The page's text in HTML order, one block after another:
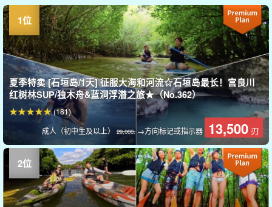
夏季特卖 [石垣岛/1天] 征服大海和河流☆石垣岛最长！宫良川
红树林SUP/独木舟&蓝洞浮潜之旅★（No.362）
成人（初中生及以上）29,000. →方向标记或指示器 13,500 刃
(181)